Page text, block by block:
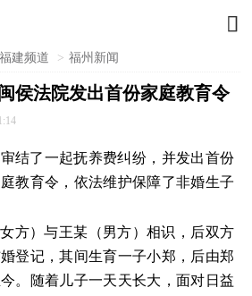

福建频道 > 福州新闻
侯法院发出首份家庭教育令
结了一起抚养费纠纷，并发出首份
教育令，依法维护保障了非婚生子
方）与王某（男方）相识，后双方
登记，其间生育一子小郑，后由郑
。随着儿子一天天长大，面对日益